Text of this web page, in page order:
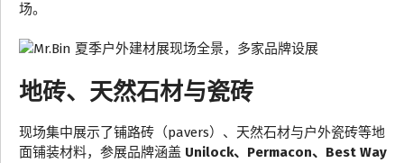
场。
地砖、天然石材与瓷砖
现场集中展示了铺路砖（pavers）、天然石材与户外瓷砖等地
面铺装材料，参展品牌涵盖 Unilock、Permacon、Best Way